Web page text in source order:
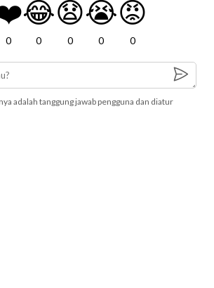
0
😂
0
😧
0
😭
0
😡
0
adalah tanggung jawab pengguna dan diatur